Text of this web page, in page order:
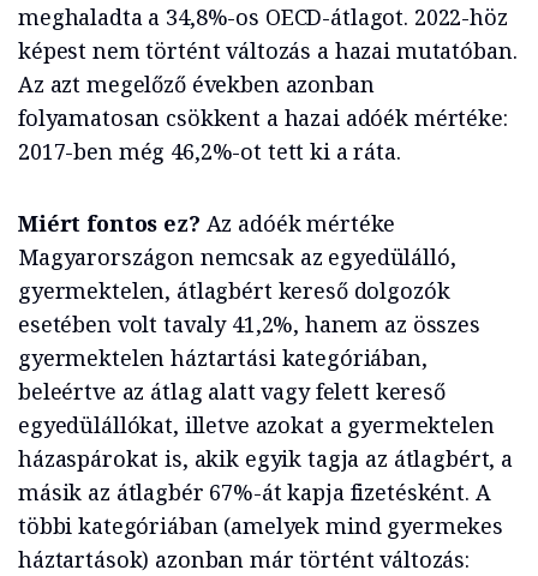
meghaladta a 34,8%-os OECD-átlagot. 2022-höz
képest nem történt változás a hazai mutatóban.
Az azt megelőző években azonban
folyamatosan csökkent a hazai adóék mértéke:
2017-ben még 46,2%-ot tett ki a ráta.
Miért fontos ez? Az adóék mértéke
Magyarországon nemcsak az egyedülálló,
gyermektelen, átlagbért kereső dolgozók
esetében volt tavaly 41,2%, hanem az összes
gyermektelen háztartási kategóriában,
beleértve az átlag alatt vagy felett kereső
egyedülállókat, illetve azokat a gyermektelen
házaspárokat is, akik egyik tagja az átlagbért, a
másik az átlagbér 67%-át kapja fizetésként. A
többi kategóriában (amelyek mind gyermekes
háztartások) azonban már történt változás: